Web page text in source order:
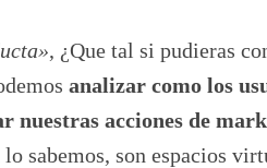
, ¿Que tal si pudieras
analizar como los
nuestras acciones de
sabemos, son espacios